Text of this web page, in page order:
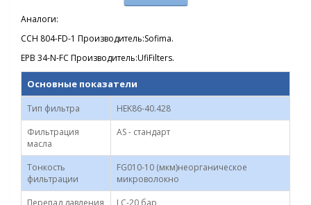
Аналоги:
CCH 804-FD-1 Производитель:Sofima.
EPB 34-N-FC Производитель:UfiFilters.
Основные показатели
Тип фильтра
HEK86-40.428
Фильтрация
масла
AS - стандарт
Тонкость
фильтрации
FG010-10 (мкм)неорганическое
микроволокно
Перепад давления
LC-20 бар